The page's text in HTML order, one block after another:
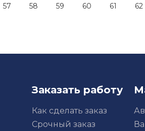
57 58 59 60 61 62
Заказать работу
Как сделать заказ
Срочный заказ